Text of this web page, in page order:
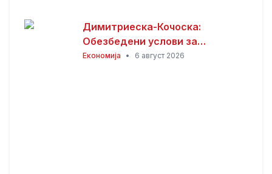
Димитриеска-Кочоска:
Обезбедени услови за
продолжување на изградбата
Економија • 6 август 2026